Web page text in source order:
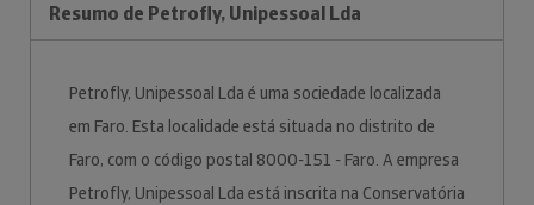
Resumo de Petrofly, Unipessoal Lda
Petrofly, Unipessoal Lda é uma sociedade localizada
em Faro. Esta localidade está situada no distrito de
Faro, com o código postal 8000-151 - Faro. A empresa
Petrofly, Unipessoal Lda está inscrita na Conservatória